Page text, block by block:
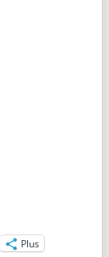
Plus